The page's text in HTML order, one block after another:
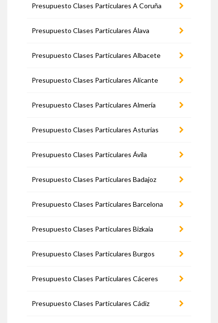
Presupuesto Clases Particulares A Coruña
Presupuesto Clases Particulares Álava
Presupuesto Clases Particulares Albacete
Presupuesto Clases Particulares Alicante
Presupuesto Clases Particulares Almería
Presupuesto Clases Particulares Asturias
Presupuesto Clases Particulares Ávila
Presupuesto Clases Particulares Badajoz
Presupuesto Clases Particulares Barcelona
Presupuesto Clases Particulares Bizkaia
Presupuesto Clases Particulares Burgos
Presupuesto Clases Particulares Cáceres
Presupuesto Clases Particulares Cádiz